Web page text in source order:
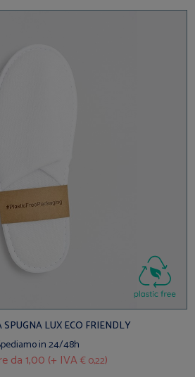
LUX ECO FRIENDLY
in 24/48h
da1,00 (+ IVA€ 0,22)